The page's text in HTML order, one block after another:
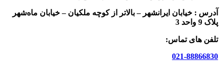
آدرس : خیابان ایرانشهر – بالاتر از کوچه ملکیان – خیابان ماه‌شهر
پلاک 9 واحد 3
تلفن های تماس:
021-88866830